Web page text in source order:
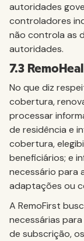
autoridades
controladores
não controla as
autoridades.
7.3
No que diz
cobertura,
processar
de residência e
cobertura,
beneficiários; e
necessário para
adaptações ou
A RemoFirst
necessárias
de subscrição,